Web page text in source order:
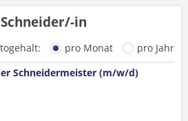
in
pro Monat
pro Jahr
Schneidermeister (m/w/d)